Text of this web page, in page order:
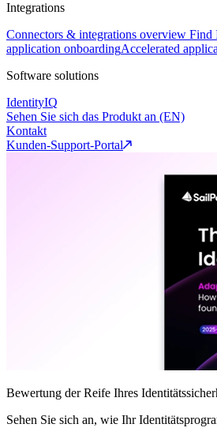
Integrations
Connectors & integrations overview Find
application onboardingAccelerated
Software solutions
IdentityIQ
Sehen Sie sich das Produkt an (EN)
Kontakt
Kunden-Support-Portal
Bewertung der Reife Ihres
Sehen Sie sich an, wie Ihr